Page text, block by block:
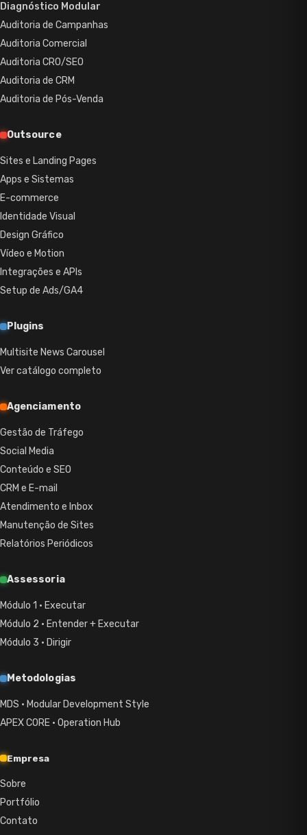
Diagnóstico Modular
Auditoria de Campanhas
Auditoria Comercial
Auditoria CRO/SEO
Auditoria de CRM
Auditoria de Pós-Venda
Outsource
Sites e Landing Pages
Apps e Sistemas
E-commerce
Identidade Visual
Design Gráfico
Vídeo e Motion
Integrações e APIs
Setup de Ads/GA4
Plugins
Multisite News Carousel
Ver catálogo completo
Agenciamento
Gestão de Tráfego
Social Media
Conteúdo e SEO
CRM e E-mail
Atendimento e Inbox
Manutenção de Sites
Relatórios Periódicos
Assessoria
Módulo 1 · Executar
Módulo 2 · Entender + Executar
Módulo 3 · Dirigir
Metodologias
MDS · Modular Development Style
APEX CORE · Operation Hub
Empresa
Sobre
Portfólio
Contato